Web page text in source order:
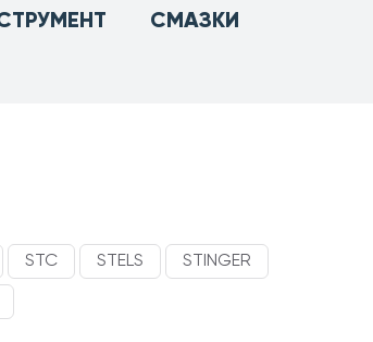
СМАЗКИ
STC STELS STINGER